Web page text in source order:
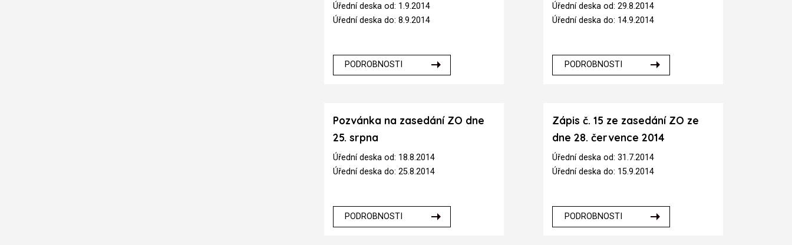
Úřední deska od: 1.9.2014
Úřední deska do: 8.9.2014
PODROBNOSTI
Úřední deska od: 29.8.2014
Úřední deska do: 14.9.2014
PODROBNOSTI
Pozvánka na zasedání ZO dne
25. srpna
Úřední deska od: 18.8.2014
Úřední deska do: 25.8.2014
PODROBNOSTI
Zápis č. 15 ze zasedání ZO ze
dne 28. července 2014
Úřední deska od: 31.7.2014
Úřední deska do: 15.9.2014
PODROBNOSTI